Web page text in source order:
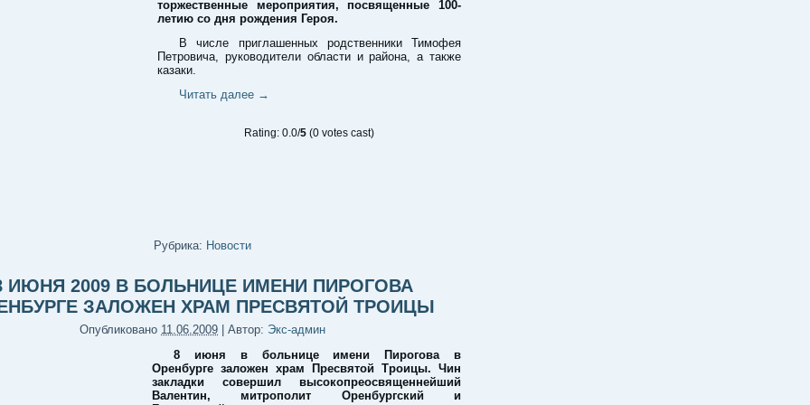
торжественные мероприятия, посвященные 100-
летию со дня рождения Героя.
В числе приглашенных родственники Тимофея
Петровича, руководители области и района, а также
казаки.
Читать далее →
Rating: 0.0/5 (0 votes cast)
Рубрика: Новости
ИЮНЯ 2009 В БОЛЬНИЦЕ ИМЕНИ ПИРОГОВА
ЗАЛОЖЕН ХРАМ ПРЕСВЯТОЙ ТРОИЦЫ
Опубликовано 11.06.2009 Автор: Экс-админ
8 июня в больнице имени Пирогова в
Оренбурге заложен храм Пресвятой Троицы. Чин
закладки совершил высокопреосвященнейший
Валентин, митрополит Оренбургский и